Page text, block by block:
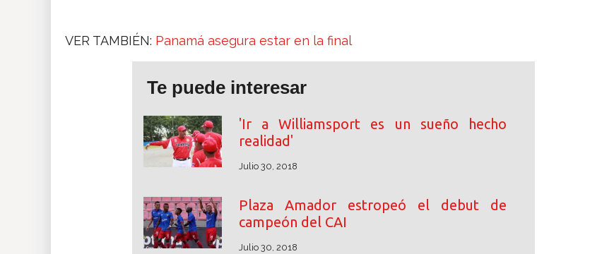
VER TAMBIÉN: Panamá asegura estar en la final
Te puede interesar
'Ir a Williamsport es un sueño hecho
realidad'
Julio 30, 2018
Plaza Amador estropeó el debut de
campeón del CAI
Julio 30, 2018